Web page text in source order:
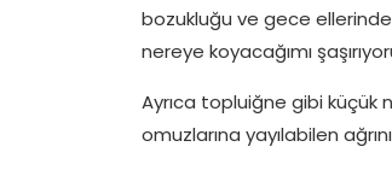
bozukluğu ve gece ellerinde
nereye koyacağımı
Ayrıca topluiğne gibi küçük
omuzlarına yayılabilen